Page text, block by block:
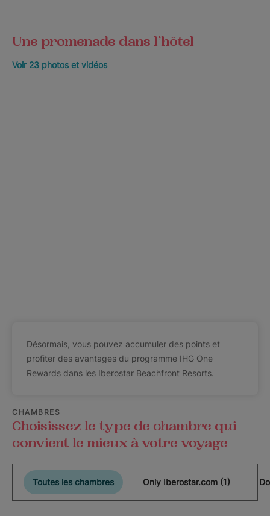
Une promenade dans l’hôtel
Voir 23 photos et vidéos
Désormais, vous pouvez accumuler des points et
profiter des avantages du programme IHG One
Rewards dans les Iberostar Beachfront Resorts.
CHAMBRES
Choisissez le type de chambre qui
convient le mieux à votre voyage
Toutes les chambres Only Iberostar.com (1)